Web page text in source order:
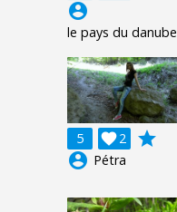
account_circle
le pays du danube
5 2

grade
account_circle Pétra